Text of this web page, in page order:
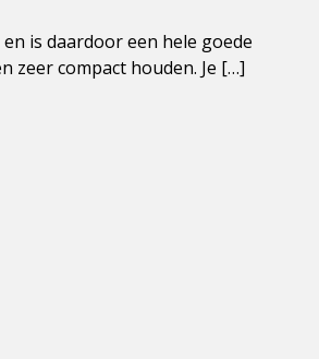
is daardoor een hele goede
zeer compact houden. Je […]